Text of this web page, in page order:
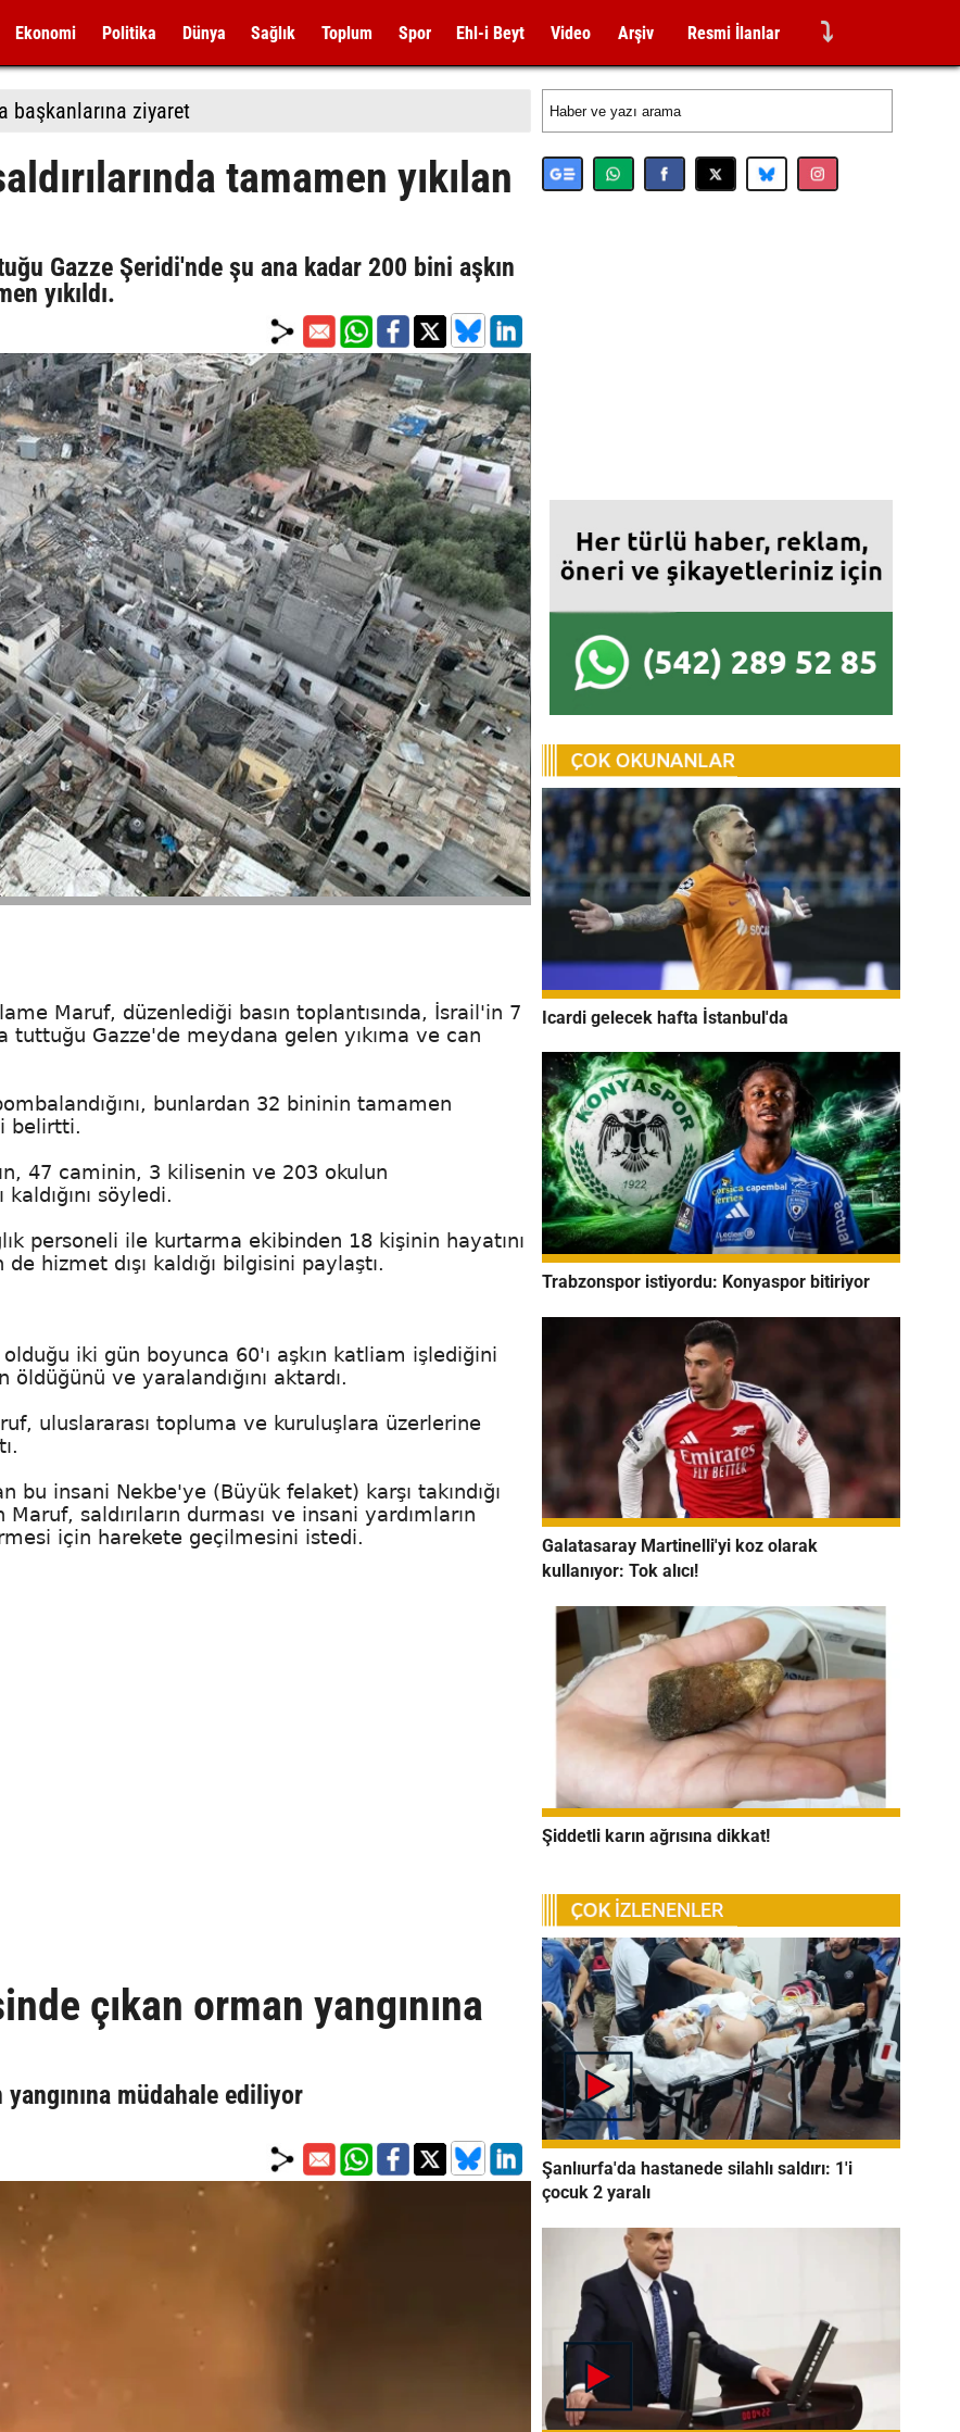
Ekonomi Politika Dünya Sağlık Toplum Spor Ehl-i Beyt Video Arşiv Resmi İlanlar ⤵
başkanlarına ziyaret
tamamen yıkılan
Gazze Şeridi'nde şu ana kadar 200 bini aşkın
yıkıldı.
Maruf, düzenlediği basın toplantısında, İsrail'in 7
tuttuğu Gazze'de meydana gelen yıkıma ve can
bunlardan 32 bininin tamamen
belirtti.
47 caminin, 3 kilisenin ve 203 okulun
söyledi.
personeli ile kurtarma ekibinden 18 kişinin hayatını
hizmet dışı kaldığı bilgisini paylaştı.
iki gün boyunca 60'ı aşkın katliam işlediğini
ve yaralandığını aktardı.
uluslararası topluma ve kuruluşlara üzerlerine
bu insani Nekbe'ye (Büyük felaket) karşı takındığı
saldırıların durması ve insani yardımların
için harekete geçilmesini istedi.
çıkan orman yangınına
müdahale ediliyor
Icardi gelecek hafta İstanbul'da
Trabzonspor istiyordu: Konyaspor bitiriyor
Galatasaray Martinelli'yi koz olarak
kullanıyor: Tok alıcı!
Şiddetli karın ağrısına dikkat!
Şanlıurfa'da hastanede silahlı saldırı: 1'i
çocuk 2 yaralı